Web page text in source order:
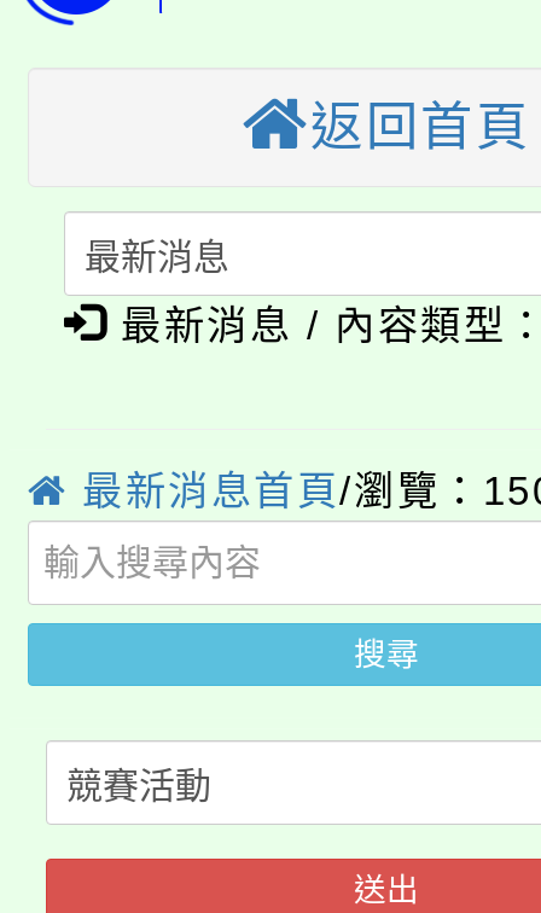
115年桃園市運動會8/
田徑場及游泳池舉行。
視費優惠，中低收入戶
半價優惠，詳情可洽有
者。
大園自造教育及科技
份教師增能研習
大溪自造教育及科技中
份教師研習
淨零綠生活教案入校路
會
公告本校115學年度第
告(尚有缺額)
徵才活動。
YOUNG桃局內行報名
局官網。
8月14至27日，桃園電
開!
115年桃園市運動會8/
田徑場及游泳池舉行。
桃園市低收入戶享有免
視費優惠，中低收入戶
半價優惠，詳情可洽有
大園自造教育及科技中
份教師增能研習
大溪自造教育及科技中
淨零綠生活教案入校路
返回首頁
最新消息 / 內容類型
最新消息首頁/瀏覽：
搜尋
送出